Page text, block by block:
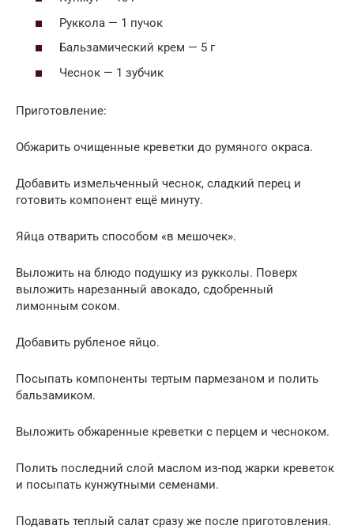
Руккола — 1 пучок
Бальзамический крем — 5 г
Чеснок — 1 зубчик
Приготовление:
Обжарить очищенные креветки до румяного окраса.
Добавить измельченный чеснок, сладкий перец и
готовить компонент ещё минуту.
Яйца отварить способом «в мешочек».
Выложить на блюдо подушку из рукколы. Поверх
выложить нарезанный авокадо, сдобренный
лимонным соком.
Добавить рубленое яйцо.
Посыпать компоненты тертым пармезаном и полить
бальзамиком.
Выложить обжаренные креветки с перцем и чесноком.
Полить последний слой маслом из-под жарки креветок
и посыпать кунжутными семенами.
Подавать теплый салат сразу же после приготовления.